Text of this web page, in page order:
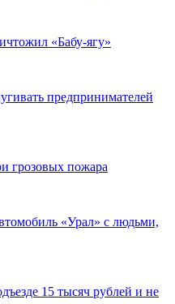
«Бабу-ягу»
предпринимателей
грозовых пожара
«Урал» с людьми,
15 тысяч рублей и не